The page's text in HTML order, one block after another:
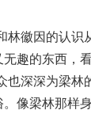
徽因的认识
趣的东西，
也深深为梁
像梁林那样